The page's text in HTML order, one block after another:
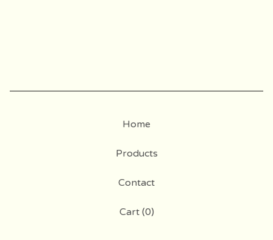
Home
Products
Contact
Cart (0)